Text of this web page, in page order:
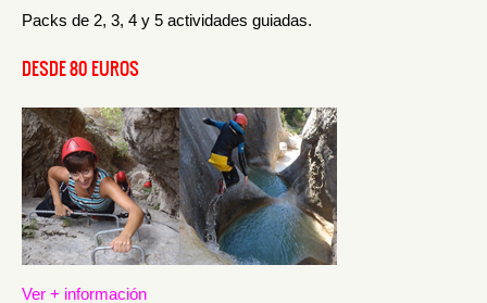
Packs de 2, 3, 4 y 5 actividades guiadas.
DESDE 80 EUROS
Ver + información